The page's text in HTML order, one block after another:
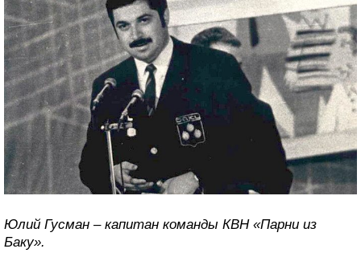
Юлий Гусман – капитан команды КВН «Парни из
Баку».